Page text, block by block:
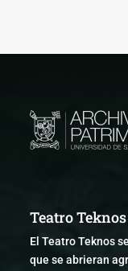
Teatro Teknos
El Teatro Teknos
que se abrieran